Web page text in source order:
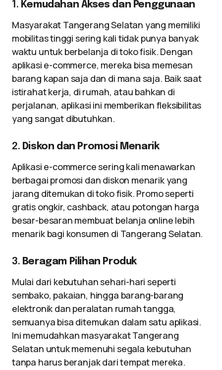
1. Kemudahan Akses dan Penggunaan
Masyarakat Tangerang Selatan yang memiliki
mobilitas tinggi sering kali tidak punya banyak
waktu untuk berbelanja di toko fisik. Dengan
aplikasi e-commerce, mereka bisa memesan
barang kapan saja dan di mana saja. Baik saat
istirahat kerja, di rumah, atau bahkan di
perjalanan, aplikasi ini memberikan fleksibilitas
yang sangat dibutuhkan.
2. Diskon dan Promosi Menarik
Aplikasi e-commerce sering kali menawarkan
berbagai promosi dan diskon menarik yang
jarang ditemukan di toko fisik. Promo seperti
gratis ongkir, cashback, atau potongan harga
besar-besaran membuat belanja online lebih
menarik bagi konsumen di Tangerang Selatan.
3. Beragam Pilihan Produk
Mulai dari kebutuhan sehari-hari seperti
sembako, pakaian, hingga barang-barang
elektronik dan peralatan rumah tangga,
semuanya bisa ditemukan dalam satu aplikasi.
Ini memudahkan masyarakat Tangerang
Selatan untuk memenuhi segala kebutuhan
tanpa harus beranjak dari tempat mereka.